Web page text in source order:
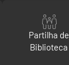
Partilha de
Biblioteca